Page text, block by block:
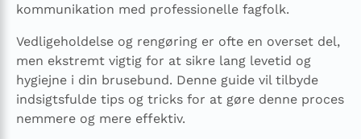
kommunikation med professionelle fagfolk.
Vedligeholdelse og rengøring er ofte en overset del,
men ekstremt vigtig for at sikre lang levetid og
hygiejne i din brusebund. Denne guide vil tilbyde
indsigtsfulde tips og tricks for at gøre denne proces
nemmere og mere effektiv.